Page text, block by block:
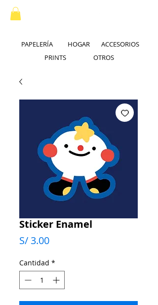
PAPELERÍA HOGAR
ACCESORIOS
PRINTS
OTROS
Sticker Enamel
S/ 3.00Precio
Cantidad *